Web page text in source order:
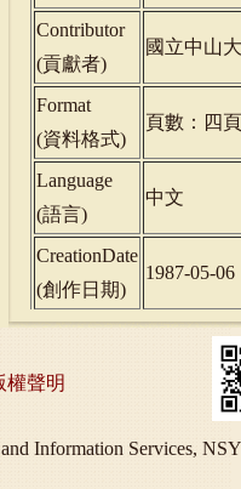
Contributor
(貢獻者)
國立中山
Format
(資料格式)
頁數：四頁
Language
(語言)
中文
CreationDate
(創作日期)
1987-05-06
權聲明
Information Services,